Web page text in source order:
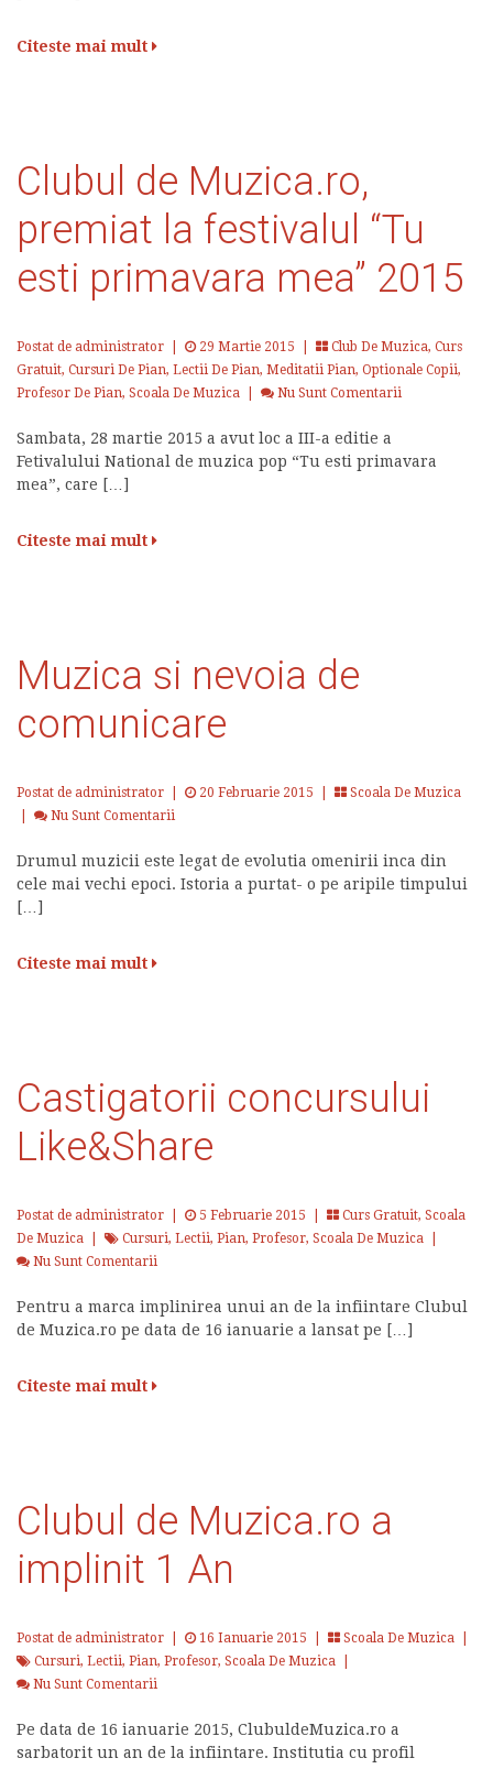
Citeste mai mult
Clubul de Muzica.ro,
premiat la festivalul “Tu
esti primavara mea” 2015
Postat de administrator 29 Martie 2015 | Club De Muzica, Curs
Gratuit, Cursuri De Pian, Lectii De Pian, Meditatii Pian, Optionale Copii,
Profesor De Pian, Scoala De Muzica Nu Sunt Comentarii
Sambata, 28 martie 2015 a avut loc a III-a editie a
Fetivalului National de muzica pop “Tu esti primavara
mea”, care […]
Citeste mai mult
Muzica si nevoia de
comunicare
Postat de administrator 20 Februarie 2015 |
Scoala De Muzica
Nu Sunt Comentarii
Drumul muzicii este legat de evolutia omenirii inca din
cele mai vechi epoci. Istoria a purtat- o pe aripile timpului
[…]
Citeste mai mult
Castigatorii concursului
Like&Share
Postat de administrator 5 Februarie 2015 | Curs Gratuit, Scoala
De Muzica
Cursuri, Lectii, Pian, Profesor, Scoala De Muzica
Nu Sunt Comentarii
Pentru a marca implinirea unui an de la infiintare Clubul
de Muzica.ro pe data de 16 ianuarie a lansat pe […]
Citeste mai mult
Clubul de Muzica.ro a
implinit 1 An
Postat de administrator 16 Ianuarie 2015 | Scoala De Muzica
Cursuri, Lectii, Pian, Profesor, Scoala De Muzica
Nu Sunt Comentarii
Pe data de 16 ianuarie 2015, ClubuldeMuzica.ro a
sarbatorit un an de la infiintare. Institutia cu profil